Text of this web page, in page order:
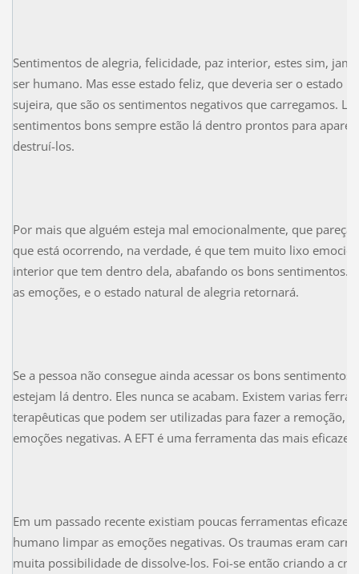
Sentimentos de alegria, felicidade, paz interior, estes sim,
ser humano. Mas esse estado feliz, que deveria ser o estado
sujeira, que são os sentimentos negativos que carregamos.
sentimentos bons sempre estão lá dentro prontos para
destruí-los.
Por mais que alguém esteja mal emocionalmente, que pareça
que está ocorrendo, na verdade, é que tem muito lixo
interior que tem dentro dela, abafando os bons sentimentos.
as emoções, e o estado natural de alegria retornará.
Se a pessoa não consegue ainda acessar os bons
estejam lá dentro. Eles nunca se acabam. Existem varias
terapêuticas que podem ser utilizadas para fazer a remoção,
emoções negativas. A EFT é uma ferramenta das mais eficazes.
Em um passado recente existiam poucas ferramentas
humano limpar as emoções negativas. Os traumas eram
muita possibilidade de dissolve-los. Foi-se então criando a